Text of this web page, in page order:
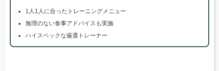
1人1人に合ったトレーニングメニュー
無理のない食事アドバイスも実施
ハイスペックな厳選トレーナー